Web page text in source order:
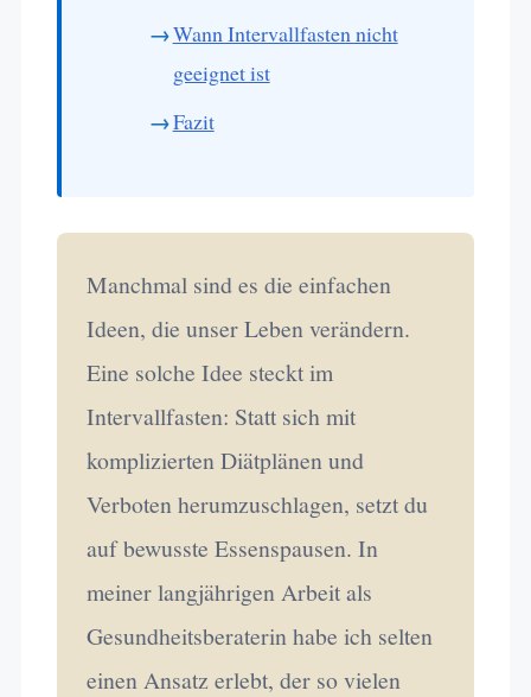
Wann Intervallfasten nicht
geeignet ist
Fazit
Manchmal sind es die einfachen
Ideen, die unser Leben verändern.
Eine solche Idee steckt im
Intervallfasten: Statt sich mit
komplizierten Diätplänen und
Verboten herumzuschlagen, setzt du
auf bewusste Essenspausen. In
meiner langjährigen Arbeit als
Gesundheitsberaterin habe ich selten
einen Ansatz erlebt, der so vielen